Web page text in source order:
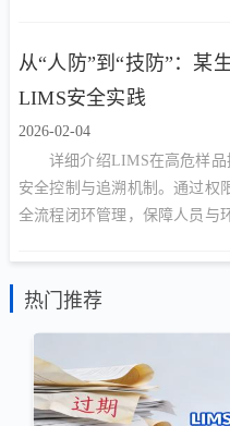
从“人防”到“技防”：某
LIMS安全实践
2026-02-04
详细介绍LIMS在高危样
安全控制与追溯机制。通过权
全流程闭环管理，保障人员与
热门推荐